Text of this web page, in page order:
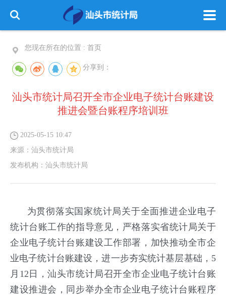
您现在所在的位置 : 首页
分享到：
汕头市统计局召开全市企业电子统计台账建设
推进会暨台账程序培训班
2025-05-15 10:47
来源： 汕头市统计局
发布机构： 汕头市统计局
为贯彻落实国家统计局关于全面推进企业电子
统计台账工作的指导意见，严格落实省统计局关于
企业电子统计台账建设工作部署，加快推动全市企
业电子统计台账建设，进一步夯实统计基层基础，5
月12日，汕头市统计局召开全市企业电子统计台账
建设推进会，同步举办全市企业电子统计台账程序